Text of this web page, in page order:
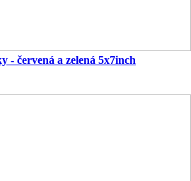
- červená a zelená 5x7inch